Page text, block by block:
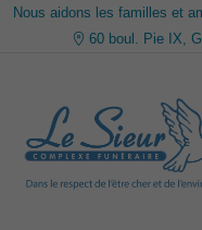
Nous aidons les familles et
60 boul. Pie IX,